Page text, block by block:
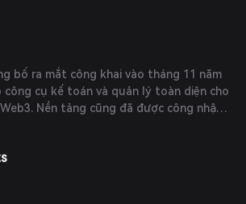
bố ra mắt công khai vào tháng 11 năm
công cụ kế toán và quản lý toàn diện cho
Nền tảng cũng đã được công nhận
mật, nhận được điểm bảo mật cao 9,9